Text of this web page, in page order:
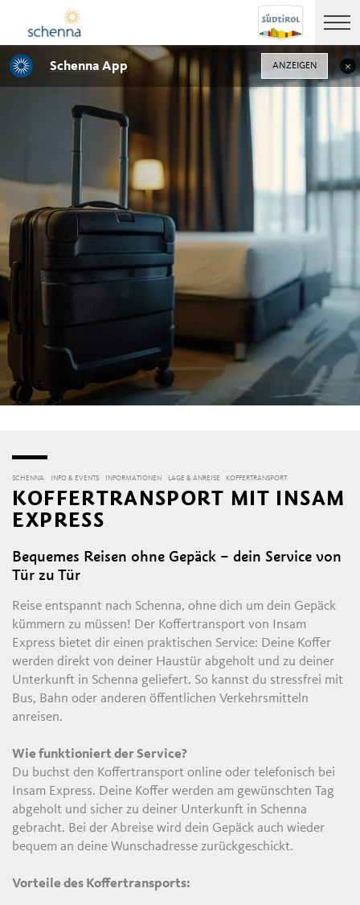
SCHENNA INFO & EVENTS INFORMATIONEN LAGE & ANREISE KOFFERTRANSPORT
KOFFERTRANSPORT MIT INSAM
EXPRESS
Bequemes Reisen ohne Gepäck – dein Service von
Tür zu Tür
Reise entspannt nach Schenna, ohne dich um dein Gepäck
kümmern zu müssen! Der Koffertransport von Insam
Express bietet dir einen praktischen Service: Deine Koffer
werden direkt von deiner Haustür abgeholt und zu deiner
Unterkunft in Schenna geliefert. So kannst du stressfrei mit
Bus, Bahn oder anderen öffentlichen Verkehrsmitteln
anreisen.
Wie funktioniert der Service?
Du buchst den Koffertransport online oder telefonisch bei
Insam Express. Deine Koffer werden am gewünschten Tag
abgeholt und sicher zu deiner Unterkunft in Schenna
gebracht. Bei der Abreise wird dein Gepäck auch wieder
bequem an deine Wunschadresse zurückgeschickt.
Vorteile des Koffertransports:
Schenna App ANZEIGEN